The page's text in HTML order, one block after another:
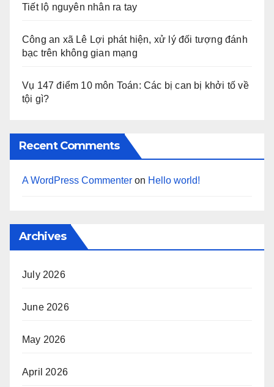
Tiết lộ nguyên nhân ra tay
Công an xã Lê Lợi phát hiện, xử lý đối tượng đánh
bạc trên không gian mạng
Vụ 147 điểm 10 môn Toán: Các bị can bị khởi tố về
tội gì?
Recent Comments
A WordPress Commenter on Hello world!
Archives
July 2026
June 2026
May 2026
April 2026